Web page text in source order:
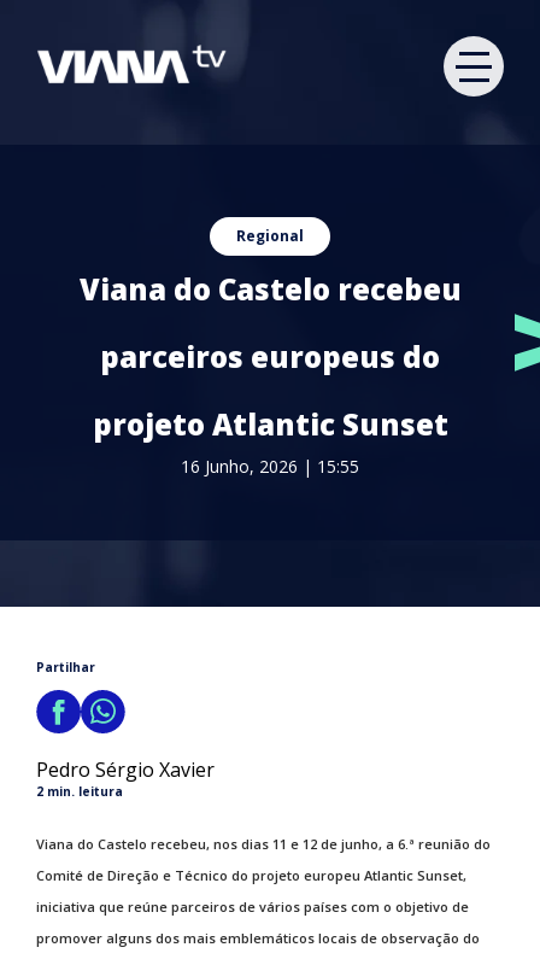
Regional
Viana do Castelo recebeu
parceiros europeus do
projeto Atlantic Sunset
16 Junho, 2026 | 15:55
Partilhar
Pedro Sérgio Xavier
2 min. leitura
Viana do Castelo recebeu, nos dias 11 e 12 de junho, a 6.ª reunião do
Comité de Direção e Técnico do projeto europeu Atlantic Sunset,
iniciativa que reúne parceiros de vários países com o objetivo de
promover alguns dos mais emblemáticos locais de observação do